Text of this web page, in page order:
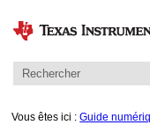
Vous êtes ici : Guide